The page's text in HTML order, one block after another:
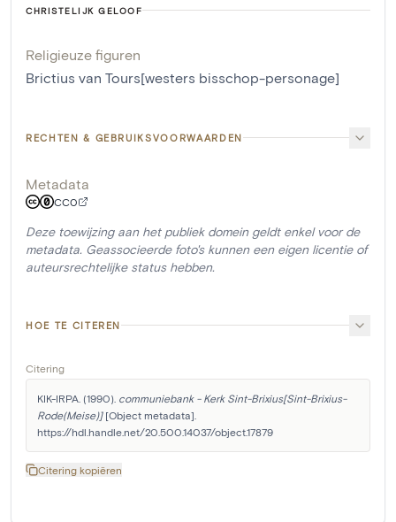
CHRISTELIJK GELOOF
Religieuze figuren
Brictius van Tours[westers bisschop-personage]
RECHTEN & GEBRUIKSVOORWAARDEN
Metadata
CC0
Deze toewijzing aan het publiek domein geldt enkel voor de
metadata. Geassocieerde foto's kunnen een eigen licentie of
auteursrechtelijke status hebben.
HOE TE CITEREN
Citering
KIK-IRPA. (1990). communiebank - Kerk Sint-Brixius[Sint-Brixius-
Rode(Meise)] [Object metadata].
https://hdl.handle.net/20.500.14037/object.17879
Citering kopiëren